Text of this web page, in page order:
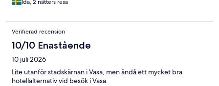
Ida, 2 nätters resa
Verifierad recension
10/10 Enastående
10 juli 2026
Lite utanför stadskärnan i Vasa, men ändå ett mycket bra
hotellalternativ vid besök i Vasa.